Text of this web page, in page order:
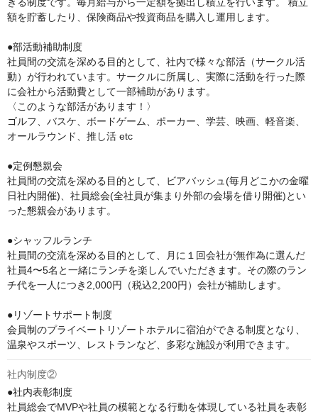
きる制度です。毎月給与から一定額を拠出し積立を行います。 積立
額を貯蓄したり、保険商品や投資商品を購入し運用します。
●部活動補助制度
社員間の交流を深める目的として、社内で様々な部活（サークル活
動）が行われています。サークルに所属し、実際に活動を行った際
に会社から活動費として一部補助があります。
〈このような部活があります！〉
ゴルフ、バスケ、ボードゲーム、ポーカー、学芸、映画、軽音楽、
オールラウンド、推し活 etc
●定例懇親会
社員間の交流を深める目的として、ビアバッシュ(毎月どこかの金曜
日社内開催)、社員総会(全社員が集まり外部の会場を借り開催)とい
った懇親会があります。
●シャッフルランチ
社員間の交流を深める目的として、月に１回会社が無作為に選んだ
社員4〜5名と一緒にランチを楽しんでいただきます。その際のラン
チ代を一人につき2,000円（税込2,200円）会社が補助します。
●リゾートサポート制度
会員制のプライベートリゾートホテルに宿泊ができる制度となり、
温泉やスポーツ、レストランなど、多彩な施設が利用できます。
社内制度②
●社内表彰制度
社員総会でMVPや社員の模範となる行動を体現している社員を表彰